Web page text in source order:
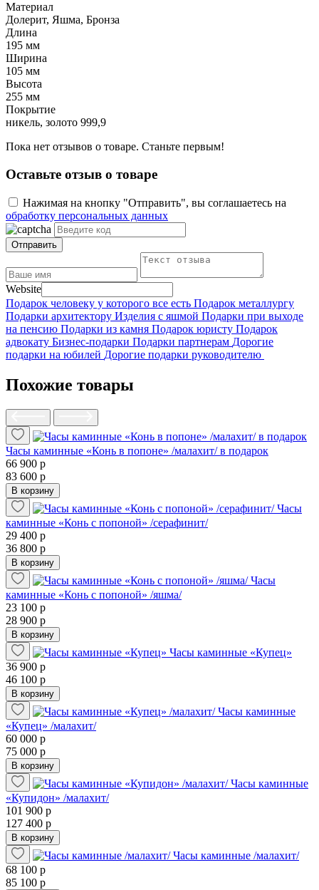
Материал
Долерит, Яшма, Бронза
Длина
195 мм
Ширина
105 мм
Высота
255 мм
Покрытие
никель, золото 999,9
Пока нет отзывов о товаре. Станьте первым!
Оставьте отзыв о товаре
Нажимая на кнопку "Отправить", вы соглашаетесь на
обработку персональных данных
Отправить
Website
Подарок человеку у которого все есть Подарок металлургу
Подарки архитектору Изделия с яшмой Подарки при выходе
на пенсию Подарки из камня Подарок юристу Подарок
адвокату Бизнес-подарки Подарки партнерам Дорогие
подарки на юбилей Дорогие подарки руководителю
Похожие товары
Часы каминные «Конь в попоне» /малахит/ в подарок
66 900 р
83 600 р
В корзину
Часы
каминные «Конь с попоной» /серафинит/
29 400 р
36 800 р
В корзину
Часы
каминные «Конь с попоной» /яшма/
23 100 р
28 900 р
В корзину
Часы каминные «Купец»
36 900 р
46 100 р
В корзину
Часы каминные
«Купец» /малахит/
60 000 р
75 000 р
В корзину
Часы каминные
«Купидон» /малахит/
101 900 р
127 400 р
В корзину
Часы каминные /малахит/
68 100 р
85 100 р